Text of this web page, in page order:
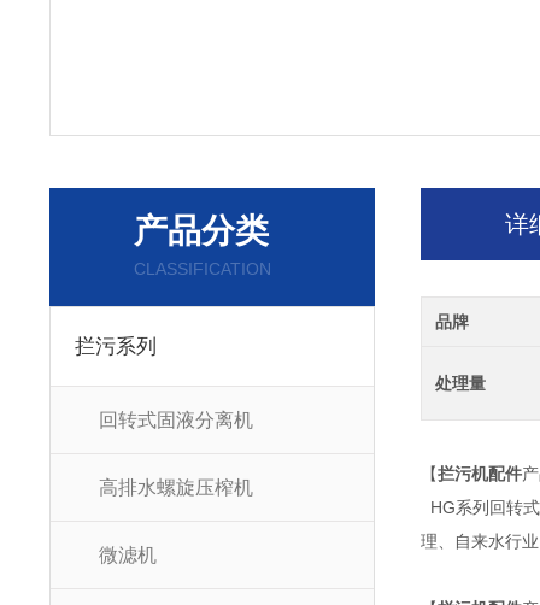
产品分类
CLASSIFICATION
拦污系列
回转式固液分离机
高排水螺旋压榨机
微滤机
详
品牌
处理量
【拦污机配件
HG系列回转
理、自来水